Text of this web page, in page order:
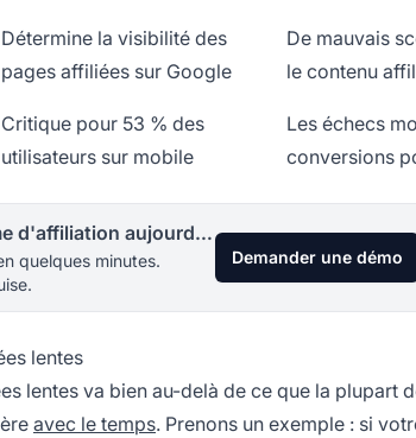
Détermine la visibilité des
pages affiliées sur Google
De mauvais
le contenu
Critique pour 53 % des
utilisateurs sur mobile
Les échecs
conversions
Lancez votre programme d'affiliation aujourd'hui
quelques minutes.
Demander une démo
lentes
lentes va bien au-delà de ce que la plupart
avec le temps. Prenons un exemple : si